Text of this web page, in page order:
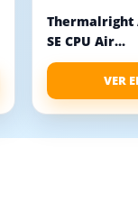
Thermalright
SE CPU Air...
VER